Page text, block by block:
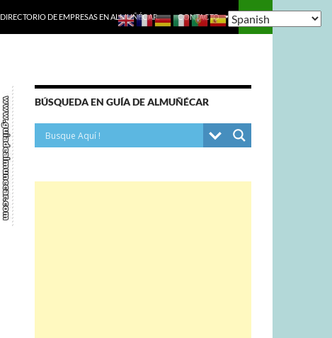
DIRECTORIO DE EMPRESAS EN ALMUÑÉCAR. CONTACTO
BÚSQUEDA EN GUÍA DE ALMUÑÉCAR